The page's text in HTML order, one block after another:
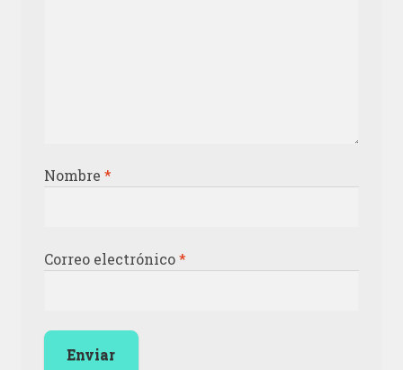
Nombre *
Correo electrónico*